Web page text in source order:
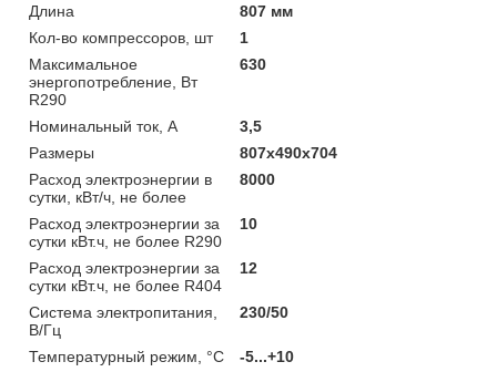
Длина
807 мм
Кол-во компрессоров, шт
1
Максимальное
энергопотребление, Вт
R290
630
Номинальный ток, А
3,5
Размеры
807x490x704
Расход электроэнергии в
сутки, кВт/ч, не более
8000
Расход электроэнергии за
сутки кВт.ч, не более R290
10
Расход электроэнергии за
сутки кВт.ч, не более R404
12
Система электропитания,
В/Гц
230/50
Температурный режим, °C
-5...+10